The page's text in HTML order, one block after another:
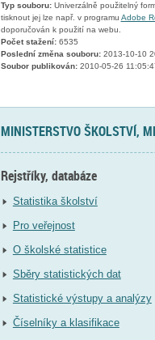
Typ souboru:Univerzálně použitelný
tisknout jej lze např. v programu Adobe
doporučován k použití na webu.
Počet stažení:6535
Poslední změna souboru:2013-10-10
Soubor publikován:2010-05-26
MINISTERSTVO ŠKOLSTVÍ,
Rejstříky, databáze
Statistika školství
Pro veřejnost
O školské statistice
Sběry statistických dat
Statistické výstupy a analýzy
Číselníky a klasifikace